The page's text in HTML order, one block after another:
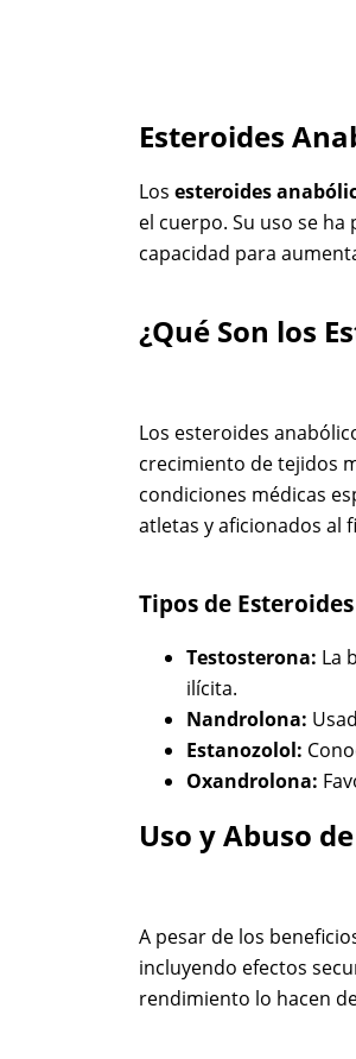
Esteroides
Los esteroides
el cuerpo. Su uso se
capacidad para
¿Qué Son los
Los esteroides
crecimiento de tejidos
condiciones médicas
atletas y aficionados al
Tipos de
Testosterona: La
ilícita.
Nandrolona:
Estanozolol:
Oxandrolona:
Uso y Abuso
A pesar de los
incluyendo efectos
rendimiento lo hacen